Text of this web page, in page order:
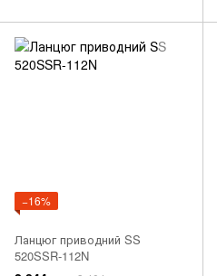
−16%
Ланцюг приводний SS
520SSR-112N